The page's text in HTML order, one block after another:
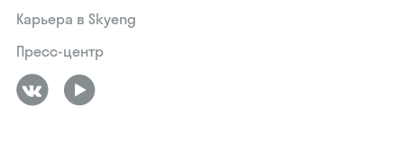
Карьера в Skyeng
Пресс-центр